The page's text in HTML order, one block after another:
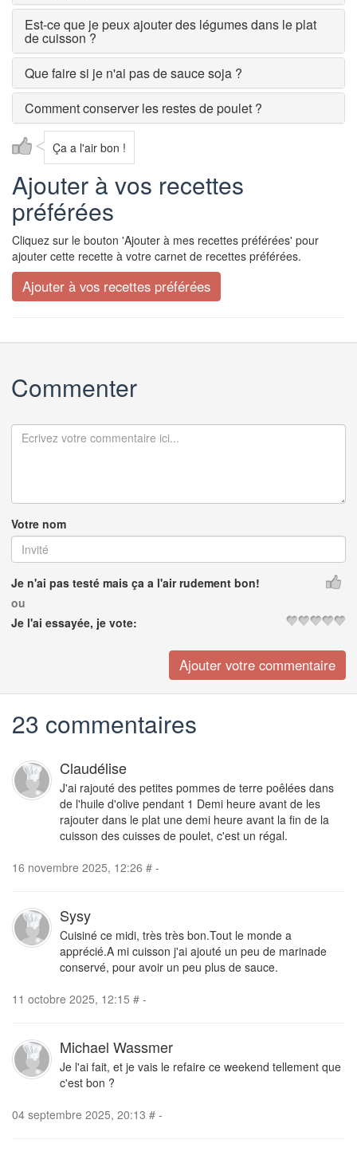
Est-ce que je peux ajouter des légumes dans le plat
de cuisson ?
Que faire si je n'ai pas de sauce soja ?
Comment conserver les restes de poulet ?
Ça a l'air bon !
Ajouter à vos recettes
préférées
Cliquez sur le bouton 'Ajouter à mes recettes préférées' pour
ajouter cette recette à votre carnet de recettes préférées.
Commenter
Votre nom
Je n'ai pas testé mais ça a l'air rudement bon!
ou
Je l'ai essayée, je vote:
23 commentaires
Claudélise
J'ai rajouté des petites pommes de terre poêlées dans
de l'huile d'olive pendant 1 Demi heure avant de les
rajouter dans le plat une demi heure avant la fin de la
cuisson des cuisses de poulet, c'est un régal.
16 novembre 2025, 12:26 # -
Sysy
Cuisiné ce midi, très très bon.Tout le monde a
apprécié.A mi cuisson j'ai ajouté un peu de marinade
conservé, pour avoir un peu plus de sauce.
11 octobre 2025, 12:15 # -
Michael Wassmer
Je l'ai fait, et je vais le refaire ce weekend tellement que
c'est bon ?
04 septembre 2025, 20:13 # -